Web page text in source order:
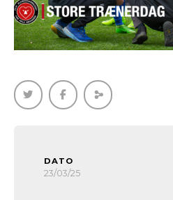
DATO
23/03/25